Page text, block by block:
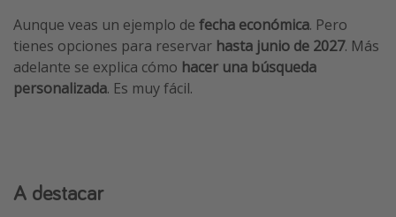
El Rey León el musical
Harry Potter en Londres y otros destinos
Eventos deportivos
Aunque veas un ejemplo de fecha económica. Pero
tienes opciones para reservar hasta junio de 2027. Más
adelante se explica cómo hacer una búsqueda
personalizada. Es muy fácil.
A destacar